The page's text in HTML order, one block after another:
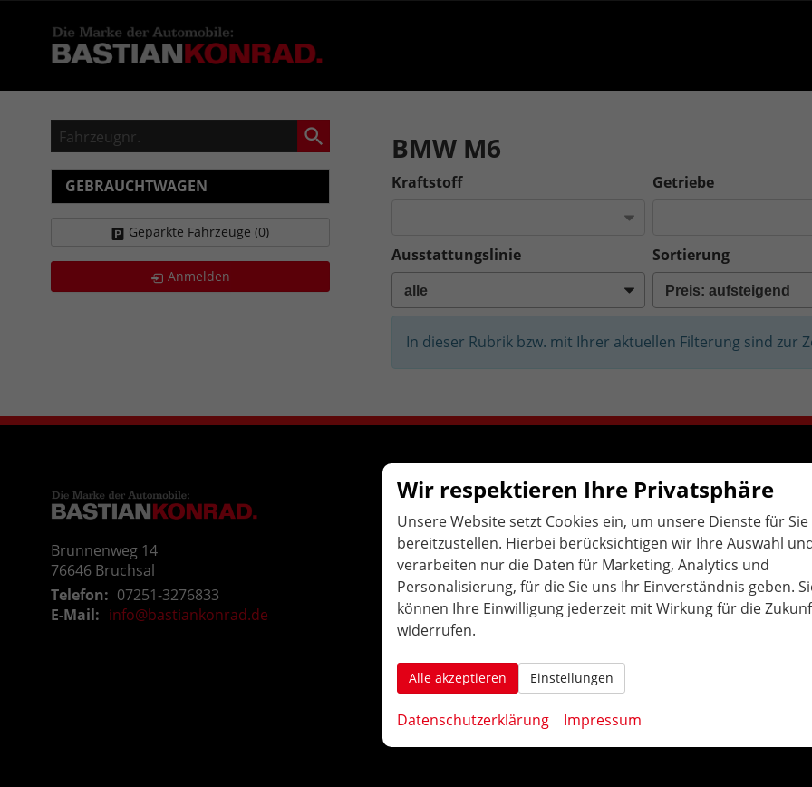
BMW M6
Kraftstoff Getriebe
Ausstattungslinie Sortierung
In dieser Rubrik bzw. mit Ihrer aktuellen Filterung sind zur
Fahrzeugnr.
GEBRAUCHTWAGEN
Geparkte Fahrzeuge (0)
Anmelden
Brunnenweg 14
76646 Bruchsal
Telefon: 07251-3276833
E-Mail: info@bastiankonrad.de
ÖFFNUNGS ZEITEN.
Montag bis Freitag:
10:00 Uhr-12:00 Uhr / 14:00 Uhr-18:00 Uhr
Samstag: geschlossen
Weitere Termine nach Vereinbarung:
gepflegten Gebrauchtwagen in der Region und dem Umland, Karlsruhe, Durlach,
Emmendingen, Braisach, Riegel, Lörrach, Freiburg, Bretten, Pfinztal, Mühlacker,
Pforzheim, Althengstett, Calw, Nagold, Freudenstadt, Sinsheim, Heilbronn, Waghäusel,
Wir respektieren Ihre Privatsphäre
Unsere Website setzt Cookies ein, um unsere Dienste für Sie
bereitzustellen. Hierbei berücksichtigen wir Ihre Auswahl
verarbeiten nur die Daten für Marketing, Analytics und
Personalisierung, für die Sie uns Ihr Einverständnis geben.
können Ihre Einwilligung jederzeit mit Wirkung für die
widerrufen.
Alle akzeptieren Einstellungen
Datenschutzerklärung Impressum